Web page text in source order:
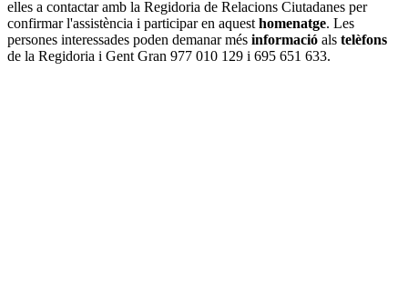
elles a contactar amb la Regidoria de Relacions Ciutadanes per
confirmar l'assistència i participar en aquest homenatge. Les
persones interessades poden demanar més informació als telèfons
de la Regidoria i Gent Gran 977 010 129 i 695 651 633.